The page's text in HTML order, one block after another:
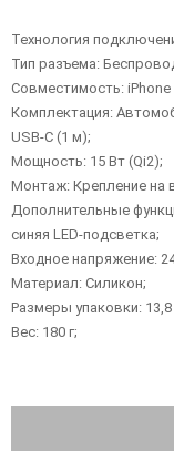
Технология
Тип разъема:
Совместимость: iPhone
Комплектация:
USB-C (1 м);
Мощность: 15 Вт (Qi2);
Монтаж: Крепление на
Дополнительные
синяя LED-подсветка;
Входное напряжение:
Материал: Силикон;
Размеры упаковки: 13,8
Вес: 180 г;